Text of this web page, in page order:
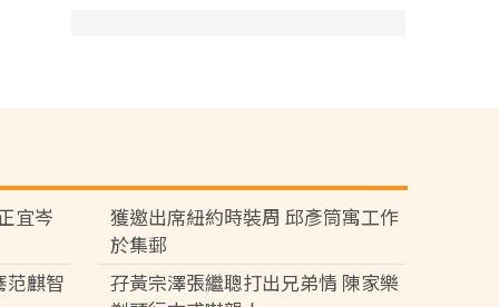
宜岑
獲邀出席紐約時裝周 邱彥筒寓工作
於集郵
范麒智
孖黃宗澤張繼聰打出兄弟情 陳家樂